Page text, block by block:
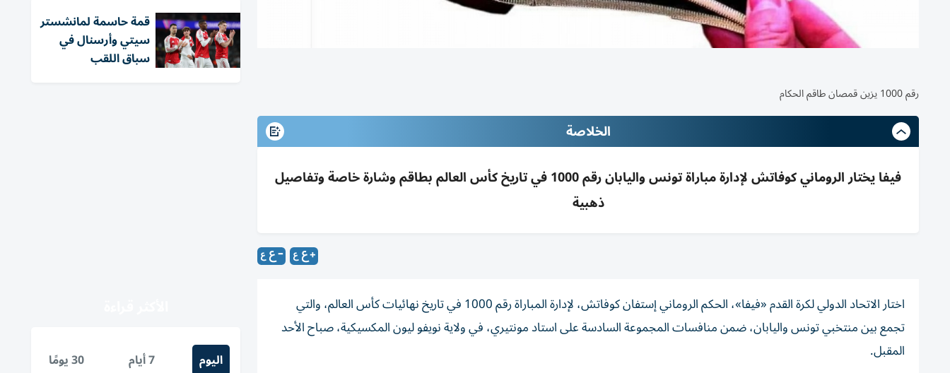
رقم 1000 يزين قمصان طاقم الحكام
الخلاصة
فيفا يختار الروماني كوفاتش لإدارة مباراة تونس واليابان رقم 1000 في تاريخ كأس العالم بطاقم وشارة خاصة وتفاصيل
ذهبية
اختار الاتحاد الدولي لكرة القدم «فيفا»، الحكم الروماني إستفان كوفاتش، لإدارة المباراة رقم 1000 في تاريخ نهائيات كأس العالم، والتي
تجمع بين منتخبي تونس واليابان، ضمن منافسات المجموعة السادسة على استاد مونتيري، في ولاية نويفو ليون المكسيكية، صباح الأحد
المقبل.
قمة حاسمة لمانشستر
سيتي وأرسنال في
سباق اللقب
اليوم 7 أيام 30 يومًا